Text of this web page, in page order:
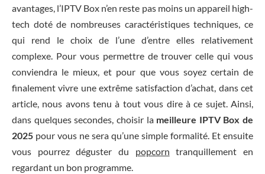
avantages, l’IPTV Box n’en reste pas moins un appareil high-
tech doté de nombreuses caractéristiques techniques, ce
qui rend le choix de l’une d’entre elles relativement
complexe. Pour vous permettre de trouver celle qui vous
conviendra le mieux, et pour que vous soyez certain de
finalement vivre une extrême satisfaction d’achat, dans cet
article, nous avons tenu à tout vous dire à ce sujet. Ainsi,
dans quelques secondes, choisir la meilleure IPTV Box de
2025 pour vous ne sera qu’une simple formalité. Et ensuite
vous pourrez déguster du popcorn tranquillement en
regardant un bon programme.